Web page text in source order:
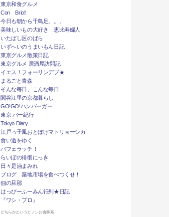
東京和食グルメ
Con Brio!!
今日も朝から千鳥足。。。
美味しいもの大好き 恵比寿婦人
いたばし区のばら
いずへいのうまいもん日記
東京グルメ散策日記
東京グルメ 居酒屋訪問記
イエス！フォーリンデブ★
まるごと青森
そんな毎日、こんな毎日
関谷江里の京都暮らし
GO!GO!ハンバーガー
東京 バー紀行
Tokyo Diary
江戸っ子風おとぼけマトリョーシカ
食い道をゆく
パフェラッチ！
らいぽの徘徊にっき
日々是油まみれ
ブログ 築地市場を食べつくせ！
佃の旦那
はっぴーふーみん行列★日記
『ワシ・ブロ』
どちらかというとノンお食事系